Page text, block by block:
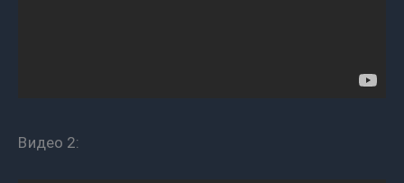
Видео 2: